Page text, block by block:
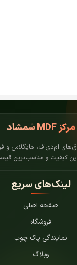
مرکزMDF شمشاد
ام‌دی‌اف، هایگلاس و
کیفیت و مناسب‌ترین
لینک‌های سریع
صفحه اصلی
فروشگاه
نمایندگی پاک چوب
وبلاگ